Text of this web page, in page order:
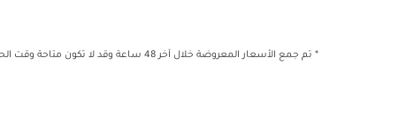
* تم جمع الأسعار المعروضة خلال آخر 48 ساعة وقد لا تكون متاحة وقت الحجز.